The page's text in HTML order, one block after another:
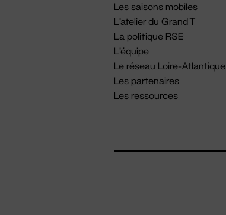
Les saisons mobiles
L'atelier du Grand T
La politique RSE
L'équipe
Le réseau Loire-Atlantique
Les partenaires
Les ressources